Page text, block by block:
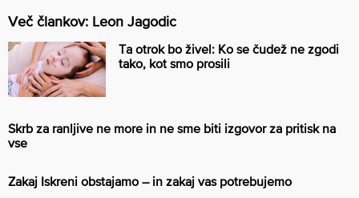
Več člankov: Leon Jagodic
Ta otrok bo živel: Ko se čudež ne zgodi
tako, kot smo prosili
Skrb za ranljive ne more in ne sme biti izgovor za pritisk na
vse
Zakaj Iskreni obstajamo – in zakaj vas potrebujemo